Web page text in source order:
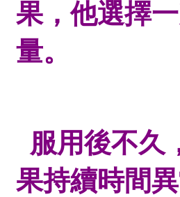
果，他選擇
量。
服用後不久
果持續時間